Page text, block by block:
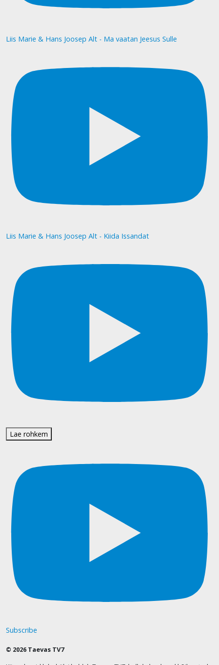
Liis Marie & Hans Joosep Alt - Ma vaatan Jeesus Sulle
Liis Marie & Hans Joosep Alt - Kiida Issandat
Lae rohkem
Subscribe
© 2026 Taevas TV7